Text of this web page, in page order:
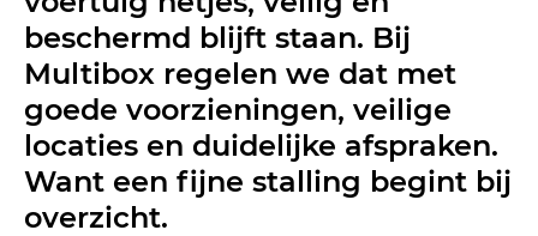
beschermd blijft staan. Bij
Multibox regelen we dat met
goede voorzieningen, veilige
locaties en duidelijke afspraken.
Want een fijne stalling begint bij
overzicht.